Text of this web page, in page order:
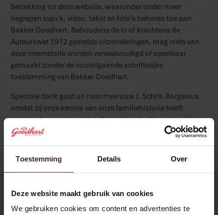
Toestemming Details Over
Deze website maakt gebruik van cookies
We gebruiken cookies om content en advertenties te
betrekking tot deze website, waaronder onder meer
begrepen logo’s, video, tekst en foto’s behoren toe aan
Bakker Goedhart. Behoudens de in of krachtens de
Auteurswet 1912 gestelde uitzonderingen, mag niets van
deze internetsite worden verveelvoudigd of openbaar
gemaakt zonder de voorafgaande schriftelijke
toestemming van Bakker Goedhart.
Speciale dank gaat uit naar mevrouw J. Schrik-Borgesius
omdat zij onze kennis van onze familiehistorie heeft
verbeterd en met waardevolle stukken heeft aangevuld.